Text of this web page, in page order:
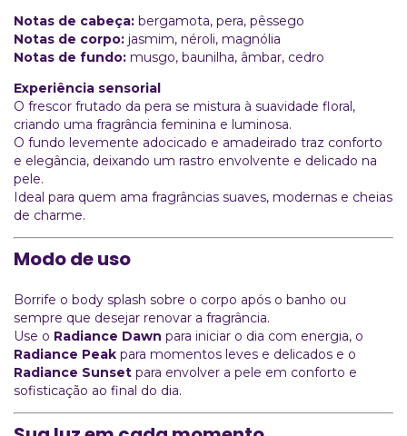
Notas de cabeça: bergamota, pera, pêssego
Notas de corpo: jasmim, néroli, magnólia
Notas de fundo: musgo, baunilha, âmbar, cedro
Experiência sensorial
O frescor frutado da pera se mistura à suavidade floral,
criando uma fragrância feminina e luminosa.
O fundo levemente adocicado e amadeirado traz conforto
e elegância, deixando um rastro envolvente e delicado na
pele.
Ideal para quem ama fragrâncias suaves, modernas e cheias
de charme.
Modo de uso
Borrife o body splash sobre o corpo após o banho ou
sempre que desejar renovar a fragrância.
Use o Radiance Dawn para iniciar o dia com energia, o
Radiance Peak para momentos leves e delicados e o
Radiance Sunset para envolver a pele em conforto e
sofisticação ao final do dia.